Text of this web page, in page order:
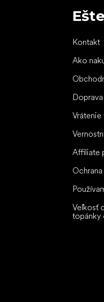
Kontakt
Ako
Vrátenie
Affiliate
Veľkosť
topánky